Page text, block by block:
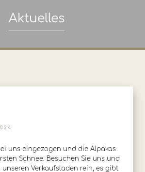
Aktuelles
uns eingezogen und die Alpakas
Schnee. Besuchen Sie uns und
Verkaufsladen rein, es gibt